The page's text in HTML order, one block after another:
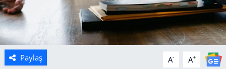
Paylaş A- A+